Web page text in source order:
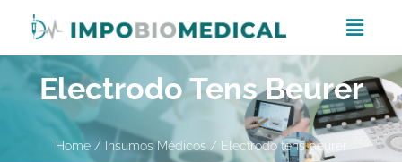
Electrodo Tens Beurer
Home/ Insumos Médicos / Electrodo tens beurer